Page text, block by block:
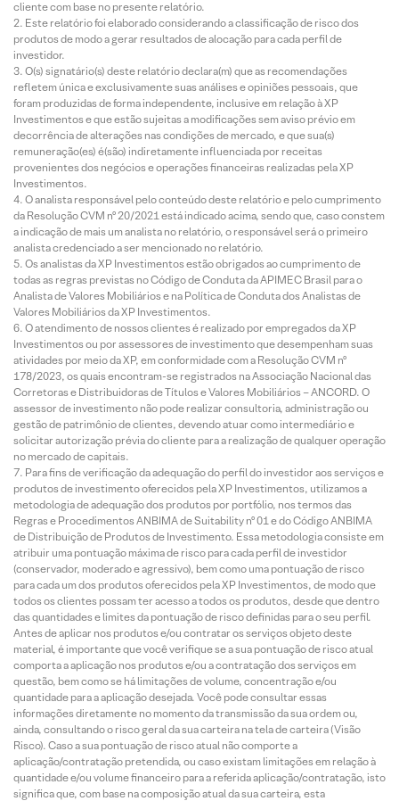
cliente com base no presente relatório.
Este relatório foi elaborado considerando a classificação de risco dos
produtos de modo a gerar resultados de alocação para cada perfil de
investidor.
O(s) signatário(s) deste relatório declara(m) que as recomendações
refletem única e exclusivamente suas análises e opiniões pessoais, que
foram produzidas de forma independente, inclusive em relação à XP
Investimentos e que estão sujeitas a modificações sem aviso prévio em
decorrência de alterações nas condições de mercado, e que sua(s)
remuneração(es) é(são) indiretamente influenciada por receitas
provenientes dos negócios e operações financeiras realizadas pela XP
Investimentos.
O analista responsável pelo conteúdo deste relatório e pelo cumprimento
da Resolução CVM nº 20/2021 está indicado acima, sendo que, caso constem
a indicação de mais um analista no relatório, o responsável será o primeiro
analista credenciado a ser mencionado no relatório.
Os analistas da XP Investimentos estão obrigados ao cumprimento de
todas as regras previstas no Código de Conduta da APIMEC Brasil para o
Analista de Valores Mobiliários e na Política de Conduta dos Analistas de
Valores Mobiliários da XP Investimentos.
O atendimento de nossos clientes é realizado por empregados da XP
Investimentos ou por assessores de investimento que desempenham suas
atividades por meio da XP, em conformidade com a Resolução CVM nº
178/2023, os quais encontram-se registrados na Associação Nacional das
Corretoras e Distribuidoras de Títulos e Valores Mobiliários – ANCORD. O
assessor de investimento não pode realizar consultoria, administração ou
gestão de patrimônio de clientes, devendo atuar como intermediário e
solicitar autorização prévia do cliente para a realização de qualquer operação
no mercado de capitais.
Para fins de verificação da adequação do perfil do investidor aos serviços e
produtos de investimento oferecidos pela XP Investimentos, utilizamos a
metodologia de adequação dos produtos por portfólio, nos termos das
Regras e Procedimentos ANBIMA de Suitability nº 01 e do Código ANBIMA
de Distribuição de Produtos de Investimento. Essa metodologia consiste em
atribuir uma pontuação máxima de risco para cada perfil de investidor
(conservador, moderado e agressivo), bem como uma pontuação de risco
para cada um dos produtos oferecidos pela XP Investimentos, de modo que
todos os clientes possam ter acesso a todos os produtos, desde que dentro
das quantidades e limites da pontuação de risco definidas para o seu perfil.
Antes de aplicar nos produtos e/ou contratar os serviços objeto deste
material, é importante que você verifique se a sua pontuação de risco atual
comporta a aplicação nos produtos e/ou a contratação dos serviços em
questão, bem como se há limitações de volume, concentração e/ou
quantidade para a aplicação desejada. Você pode consultar essas
informações diretamente no momento da transmissão da sua ordem ou,
ainda, consultando o risco geral da sua carteira na tela de carteira (Visão
Risco). Caso a sua pontuação de risco atual não comporte a
aplicação/contratação pretendida, ou caso existam limitações em relação à
quantidade e/ou volume financeiro para a referida aplicação/contratação, isto
significa que, com base na composição atual da sua carteira, esta